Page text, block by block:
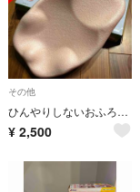
その他
ひんやりしないおふろマット Rピンク(1枚)使用品
¥ 2,500